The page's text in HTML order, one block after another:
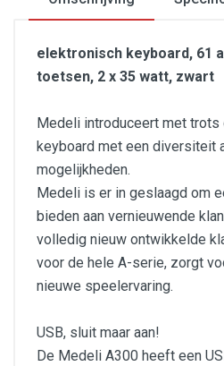
elektronisch keyboard, 61
toetsen, 2 x 35 watt, zwart
Medeli introduceert met trots
keyboard met een diversiteit
mogelijkheden.
Medeli is er in geslaagd om
bieden aan vernieuwende
volledig nieuw ontwikkelde
voor de hele A-serie, zorgt
nieuwe speelervaring.
USB, sluit maar aan!
De Medeli A300 heeft een